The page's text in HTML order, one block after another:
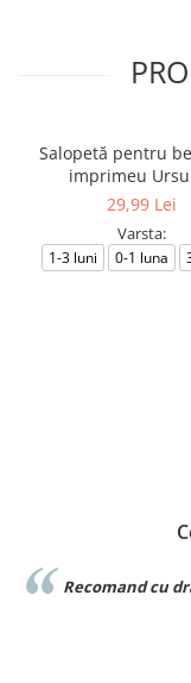
Salopetă pentru
imprimeu
29,99 Lei
Varsta:
1-3 luni 0-1 luna
Recomand cu